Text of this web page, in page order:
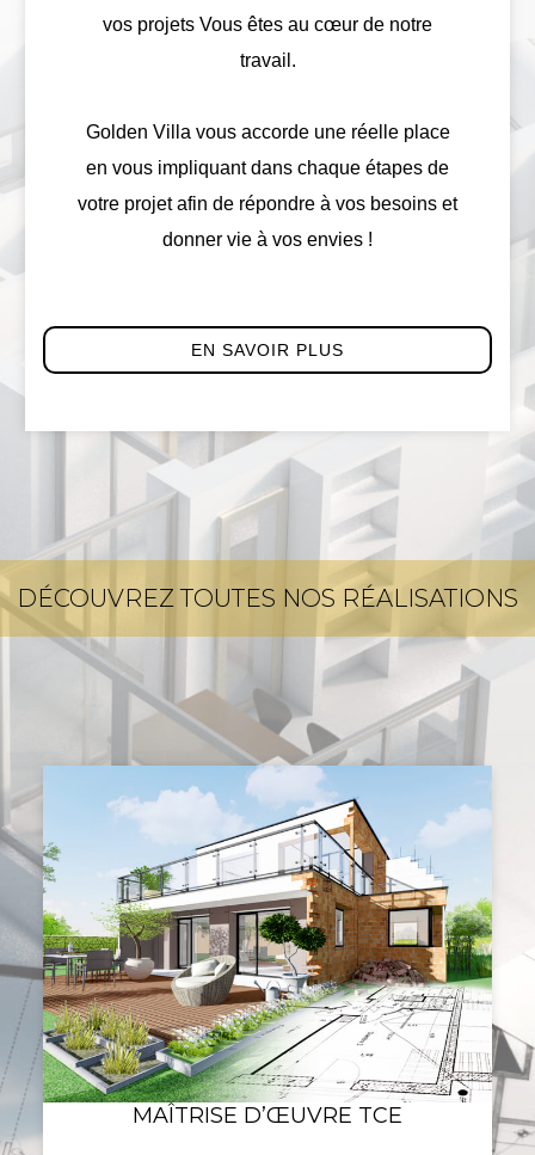
vos projets Vous êtes au cœur de notre
travail.
Golden Villa vous accorde une réelle place
en vous impliquant dans chaque étapes de
votre projet afin de répondre à vos besoins et
donner vie à vos envies !
EN SAVOIR PLUS
DÉCOUVREZ TOUTES NOS RÉALISATIONS
MAÎTRISE D’ŒUVRE TCE